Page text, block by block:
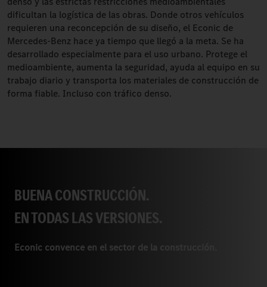
dificultan la logística de las obras. Donde otros vehículos
requieren una reconcepción de su diseño, el Econic de
Mercedes-Benz hace ya tiempo que llegó a la meta. Se ha
desarrollado especialmente para el uso urbano. Protege el
medioambiente, aumenta la seguridad, ayuda al equipo en su
trabajo diario y transporta los materiales de construcción de
forma fiable. Incluso con tráfico denso.
BUENA CONSTRUCCIÓN.
EN TODAS LAS VERSIONES.
Econic convence en el sector de la construcción.